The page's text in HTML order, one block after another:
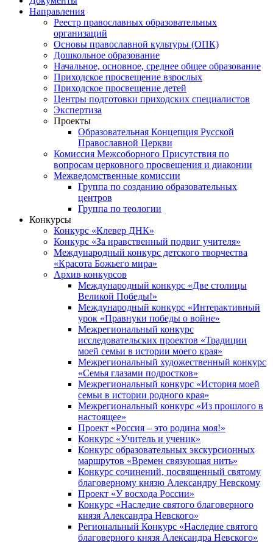
Направления
Реестр православных образовательных
организаций
Основы православной культуры (ОПК)
Дошкольное образование
Начальное, основное, среднее общее образование
Приходское просвещение взрослых
Приходское просвещение детей
Центры подготовки приходских специалистов
Экспертиза
Проекты
Образовательная Концепция Русской
Православной Церкви
Комиссия Межсоборного Присутствия по
вопросам церковного просвещения и диаконии
Межведомственные комиссии
Группа по созданию образовательных
центров
Группа по теологии
Конкурсы
Конкурс «Клевер ДНК»
Конкурс «За нравственный подвиг учителя»
Международный конкурс детского творчества
«Красота Божьего мира»
Архив конкурсов
Международный конкурс «Две столицы
Великой Победы!»
Международный конкурс «Интерактивный
урок «Правнуки победы о войне»
Межрегиональный конкурс
исследовательских проектов «Традиции
моей семьи в истории моего края»
Межрегиональный художественный конкурс
«Семья глазами подростков»
Межрегиональный конкурс «История моей
семьи в истории родного края»
Межрегиональный конкурс «Из прошлого в
настоящее»
Проект «Россия – это родина моя!»
Конкурс «Учитель и ученик»
Конкурс образовательных экскурсионных
маршрутов «Времен связующая нить»
Конкурс сочинений, посвященный святому
благоверному князю Александру Невскому
Проект «У восхода России»
Конкурс «Наследие святого благоверного
князя Александра Невского»
Региональный Конкурс «Наследие святого
благоверного князя Александра Невского»